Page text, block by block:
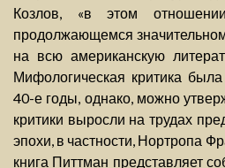
Козлов, «в этом
продолжающемся
на всю американскую
Мифологическая критика
40-е годы, однако, можно
критики выросли на трудах
эпохи, в частности, Нортропа
книга Питтман представляет